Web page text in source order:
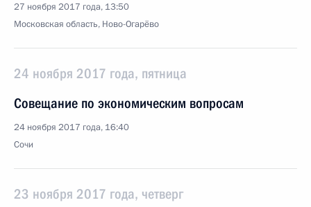
27 ноября 2017 года, 13:50
Московская область, Ново-Огарёво
24 ноября 2017 года, пятница
Совещание по экономическим вопросам
24 ноября 2017 года, 16:40
Сочи
23 ноября 2017 года, четверг